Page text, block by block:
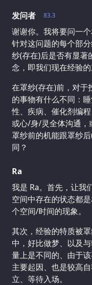
83.3
发问者
谢谢你。我将要问一
针对这问题的每个部
纱(存在)后是否有显著
念，即我们现在经验
在罩纱(存在)前，对于
的事物有什么不同：
性、疾病、催化剂编
或心/身/灵全体沟通，
罩纱前的机能跟罩纱
同？
Ra
我是 Ra。首先，让我
空间中存在的状态都
个空间/时间的现象。
其次，经验的特质被
中，好比做梦、以及
量上是不同的、由于
主要起因、也是较高
立、等待入场。